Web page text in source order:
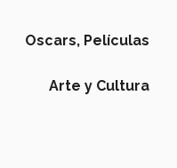
Oscars, Películas
Arte y Cultura